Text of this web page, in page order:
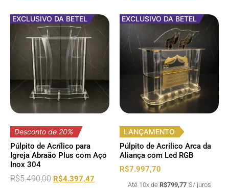
EXCLUSIVO DA BETEL
Desconto de 20%
Púlpito de Acrílico para
Igreja Abraão Plus com Aço
Inox 304
R$5.490,00 R$4.397,47
EXCLUSIVO DA BETEL
LANÇAMENTO
Púlpito de Acrílico Arca da
Aliança com Led RGB
R$7.997,70
Até 10x de R$799,77 S/ juros